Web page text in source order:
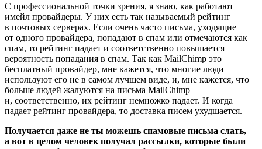
С профессиональной точки зрения, я знаю, как работают
имейл провайдеры. У них есть так называемый рейтинг
в почтовых серверах. Если очень часто письма, уходящие
от одного провайдера, попадают в спам или отмечаются как
спам, то рейтинг падает и соответственно повышается
вероятность попадания в спам. Так как MailChimp это
бесплатный провайдер, мне кажется, что многие люди
используют его не в самом лучшем виде, и, мне кажется, что
больше людей жалуются на письма MailChimp
и, соответственно, их рейтинг немножко падает. И когда
падает рейтинг провайдера, то доставка писем ухудшается.
Получается даже не ты можешь спамовые письма слать,
а вот в целом человек получал рассылки, которые были